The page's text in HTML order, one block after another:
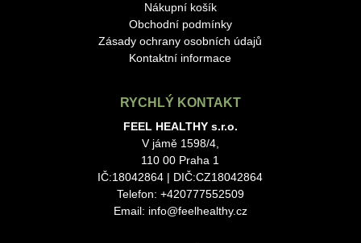
Nákupní košík
Obchodní podmínky
Zásady ochrany osobních údajů
Kontaktní informace
RYCHLÝ KONTAKT
FEEL HEALTHY s.r.o.
V jámě 1598/4,
110 00 Praha 1
IČ:18042864 | DIČ:CZ18042864
Telefon: +420777552509
Email: info@feelhealthy.cz